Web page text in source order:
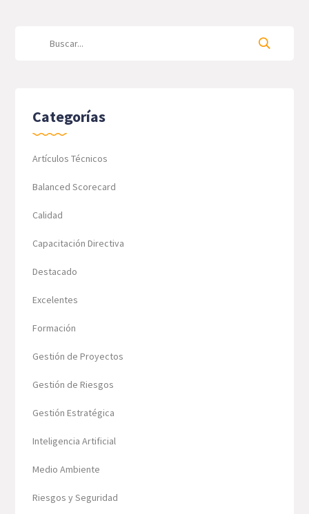
Categorías
Artículos Técnicos
Balanced Scorecard
Calidad
Capacitación Directiva
Destacado
Excelentes
Formación
Gestión de Proyectos
Gestión de Riesgos
Gestión Estratégica
Inteligencia Artificial
Medio Ambiente
Riesgos y Seguridad